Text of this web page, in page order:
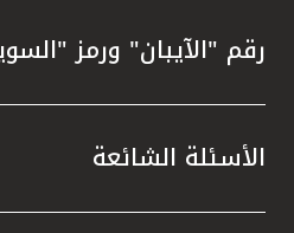
رقم "الآيبان" ورمز
الأسئلة الشائعة